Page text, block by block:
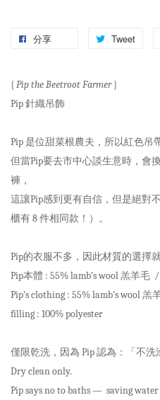
分享 Tweet
{Pip the Beetroot Farmer}
Pip 針織吊飾
Pip 是位甜菜根農夫，所以紅色
但當Pip要去市中心談生意時，會
褲，
這讓Pip感到更有自信，但是絕對
櫃有 8 件相同款！）。
Pip的衣服不多，因此材質的選擇
Pip本體 : 55% lamb’s wool 羔羊
Pip’s clothing : 55% lamb’s wool
filling : 100% polyester
僅限乾洗，因為 Pip 認為：「不洗
Dry clean only.
Pip says no to baths — saving